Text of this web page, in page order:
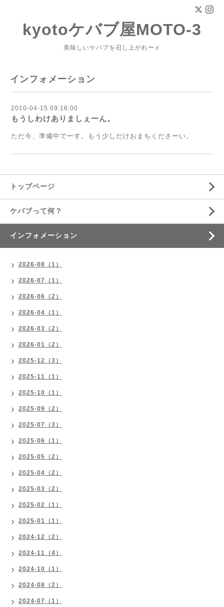
kyotoケバブ屋MOTO-3
美味しいケバブを召し上がれ〜♬
インフォメーション
2010-04-15 09:16:00
もうしわけありましぇーん。
ただ今、準備中でーす。もう少しだけおまちくださーい。
トップページ
ケバブって何？
インフォメーション
2026-08（1）
2026-07（1）
2026-06（2）
2026-04（1）
2026-03（2）
2026-01（2）
2025-12（3）
2025-11（1）
2025-10（1）
2025-09（2）
2025-07（3）
2025-06（1）
2025-05（2）
2025-04（2）
2025-03（2）
2025-02（1）
2025-01（1）
2024-12（2）
2024-11（4）
2024-10（1）
2024-08（2）
2024-07（1）